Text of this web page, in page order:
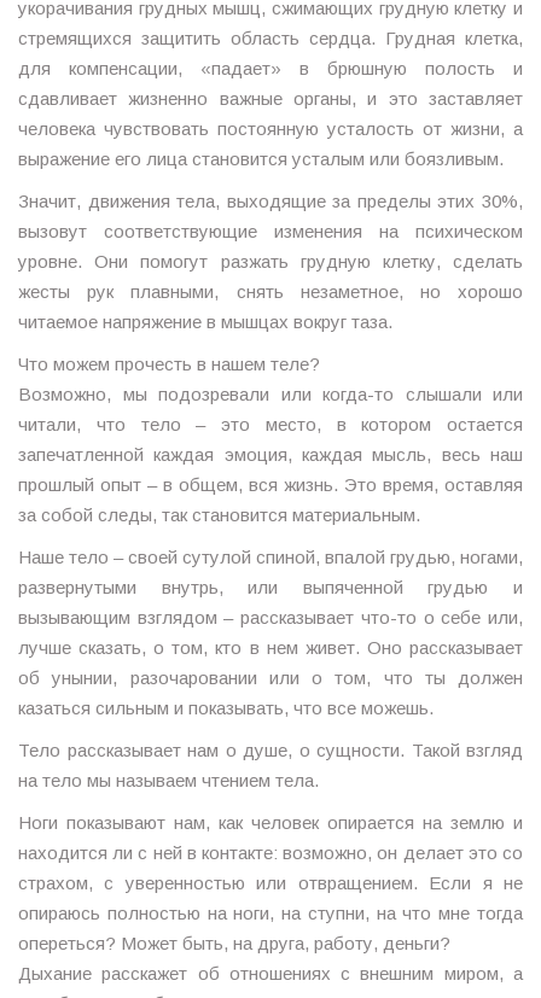
укорачивания грудных мышц, сжимающих грудную клетку и
стремящихся защитить область сердца. Грудная клетка,
для компенсации, «падает» в брюшную полость и
сдавливает жизненно важные органы, и это заставляет
человека чувствовать постоянную усталость от жизни, а
выражение его лица становится усталым или боязливым.
Значит, движения тела, выходящие за пределы этих 30%,
вызовут соответствующие изменения на психическом
уровне. Они помогут разжать грудную клетку, сделать
жесты рук плавными, снять незаметное, но хорошо
читаемое напряжение в мышцах вокруг таза.
Что можем прочесть в нашем теле?
Возможно, мы подозревали или когда-то слышали или
читали, что тело – это место, в котором остается
запечатленной каждая эмоция, каждая мысль, весь наш
прошлый опыт – в общем, вся жизнь. Это время, оставляя
за собой следы, так становится материальным.
Наше тело – своей сутулой спиной, впалой грудью, ногами,
развернутыми внутрь, или выпяченной грудью и
вызывающим взглядом – рассказывает что-то о себе или,
лучше сказать, о том, кто в нем живет. Оно рассказывает
об унынии, разочаровании или о том, что ты должен
казаться сильным и показывать, что все можешь.
Тело рассказывает нам о душе, о сущности. Такой взгляд
на тело мы называем чтением тела.
Ноги показывают нам, как человек опирается на землю и
находится ли с ней в контакте: возможно, он делает это со
страхом, с уверенностью или отвращением. Если я не
опираюсь полностью на ноги, на ступни, на что мне тогда
опереться? Может быть, на друга, работу, деньги?
Дыхание расскажет об отношениях с внешним миром, а